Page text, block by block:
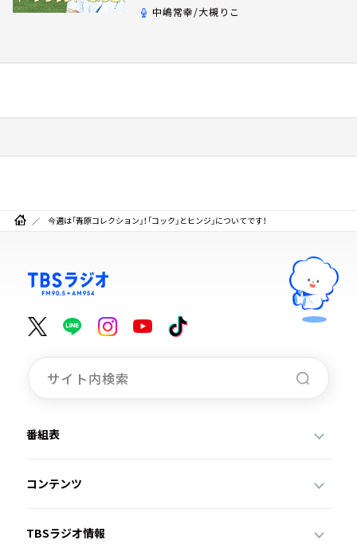
中嶋常幸/大槻りこ
今週は「青原コレクション」！「コック」とヒンジ」についてです！
番組表
コンテンツ
TBSラジオ情報